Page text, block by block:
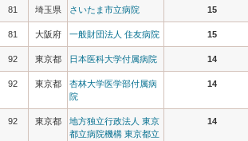
81 埼玉県 さいたま市立病院 15
81 大阪府 一般財団法人 住友病院 15
92 東京都 日本医科大学付属病院 14
92 東京都
杏林大学医学部付属病
院
14
92 東京都
地方独立行政法人 東京
都立病院機構 東京都立
14